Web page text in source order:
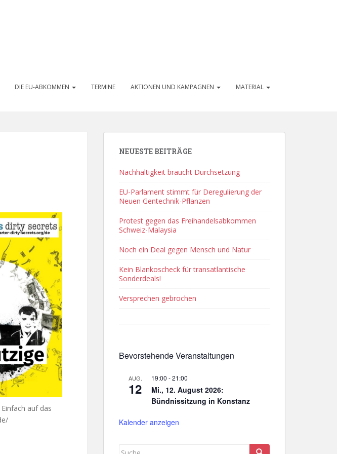
DIE EU-ABKOMMEN TERMINE AKTIONEN UND KAMPAGNEN MATERIAL
auf das
NEUESTE BEITRÄGE
Nachhaltigkeit braucht Durchsetzung
EU-Parlament stimmt für Deregulierung der
Neuen Gentechnik-Pflanzen
Protest gegen das Freihandelsabkommen
Schweiz-Malaysia
Noch ein Deal gegen Mensch und Natur
Kein Blankoscheck für transatlantische
Sonderdeals!
Versprechen gebrochen
Bevorstehende Veranstaltungen
AUG.
12
19:00 -21:00
Mi., 12. August 2026:
Bündnissitzung in Konstanz
Kalender anzeigen